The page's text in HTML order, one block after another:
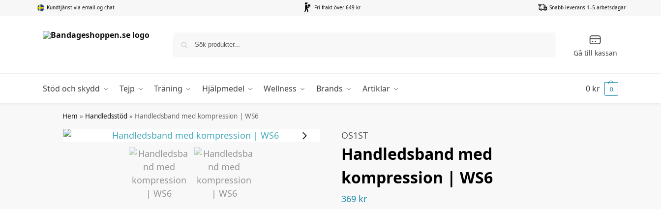
Kundtjänst via email og chat Fri frakt över 649 kr Snabb leverans 1–5 arbetsdagar
Gå till kassan
Stöd och skydd Tejp Träning Hjälpmedel Wellness Brands Artiklar 0 kr 0
Hem » Handledsstöd » Handledsband med kompression | WS6
OS1ST
Handledsband med
kompression | WS6
369 kr